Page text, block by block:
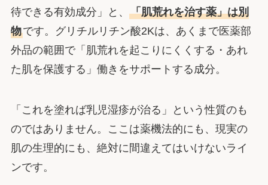
待できる有効成分」と、 「肌荒れを治す薬」は別
物です。グリチルリチン酸2Kは、あくまで医薬部
外品の範囲で「肌荒れを起こりにくくする・あれ
た肌を保護する」働きをサポートする成分。
「これを塗れば乳児湿疹が治る」という性質のも
のではありません。ここは薬機法的にも、現実の
肌の生理的にも、絶対に間違えてはいけないライ
ンです。